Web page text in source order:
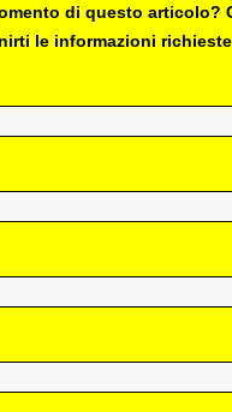
di questo
le informazioni